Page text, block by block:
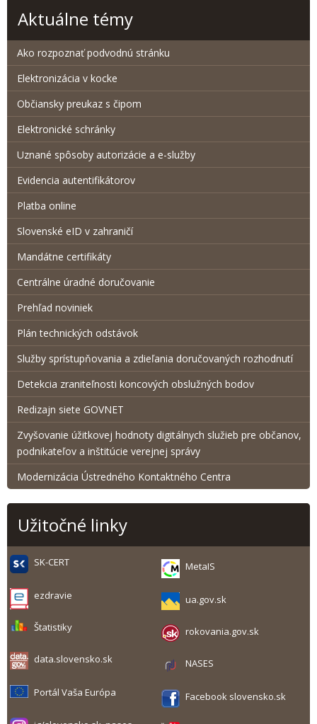
Aktuálne témy
Ako rozpoznať podvodnú stránku
Elektronizácia v kocke
Občiansky preukaz s čipom
Elektronické schránky
Uznané spôsoby autorizácie a e-služby
Evidencia autentifikátorov
Platba online
Slovenské eID v zahraničí
Mandátne certifikáty
Centrálne úradné doručovanie
Prehľad noviniek
Plán technických odstávok
Služby sprístupňovania a zdieľania doručovaných rozhodnutí
Detekcia zraniteľnosti koncových obslužných bodov
Redizajn siete GOVNET
Zvyšovanie úžitkovej hodnoty digitálnych služieb pre občanov,
podnikateľov a inštitúcie verejnej správy
Modernizácia Ústredného Kontaktného Centra
Užitočné linky
SK-CERT MetaIS
ezdravie ua.gov.sk
Štatistiky rokovania.gov.sk
data.slovensko.sk NASES
Portál Vaša Európa Facebook slovensko.sk